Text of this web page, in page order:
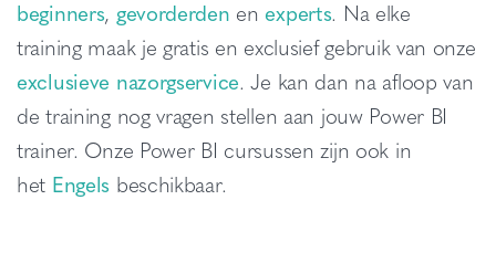
beginners, gevorderden en experts. Na elke
training maak je gratis en exclusief gebruik van onze
exclusieve nazorgservice. Je kan dan na afloop van
de training nog vragen stellen aan jouw Power BI
trainer. Onze Power BI cursussen zijn ook in
het Engels beschikbaar.